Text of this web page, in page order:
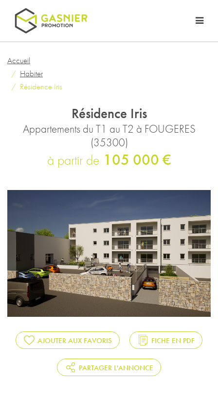
Accueil
Habiter
Résidence Iris
Résidence Iris
Appartements du T1 au T2 à FOUGERES
(35300)
à partir de 105 000 €
AJOUTER AUX FAVORIS FICHE EN PDF
PARTAGER L'ANNONCE